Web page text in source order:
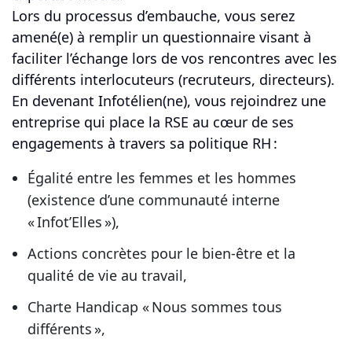
Lors du processus d’embauche, vous serez
amené(e) à remplir un questionnaire visant à
faciliter l’échange lors de vos rencontres avec les
différents interlocuteurs (recruteurs, directeurs).
En devenant Infotélien(ne), vous rejoindrez une
entreprise qui place la RSE au cœur de ses
engagements à travers sa politique RH :
Égalité entre les femmes et les hommes
(existence d’une communauté interne
« Infot’Elles »),
Actions concrètes pour le bien-être et la
qualité de vie au travail,
Charte Handicap « Nous sommes tous
différents »,